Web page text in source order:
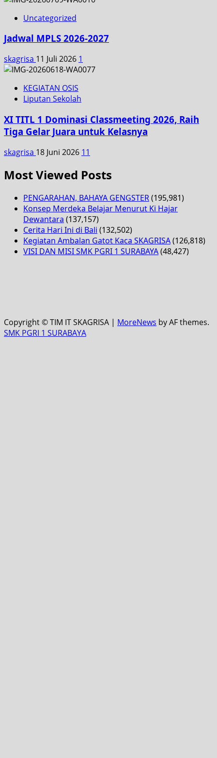
Uncategorized
Jadwal MPLS 2026-2027
skagrisa 11 Juli 2026 1
KEGIATAN OSIS
Liputan Sekolah
XI TITL 1 Dominasi Classmeeting 2026, Raih
Tiga Gelar Juara untuk Kelasnya
skagrisa 18 Juni 2026 11
Most Viewed Posts
PENGARAHAN, BAHAYA GENGSTER(195,981)
Konsep Merdeka Belajar Menurut Ki Hajar
Dewantara (137,157)
Cerita Hari Ini di Bali (132,502)
Kegiatan Ambalan Gatot Kaca SKAGRISA(126,818)
VISI DAN MISI SMK PGRI 1 SURABAYA(48,427)
Copyright © TIM IT SKAGRISA | MoreNews by AF themes.
SMK PGRI 1 SURABAYA